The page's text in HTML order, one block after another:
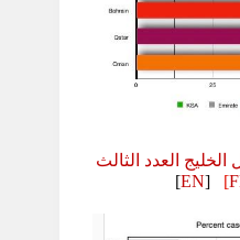
العدد الثالث
]
[
EN
]